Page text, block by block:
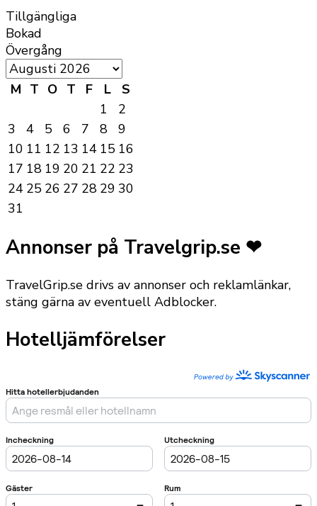
Tillgängliga
Bokad
Övergång
M T O T F L
S
1
2
3
4 5 6 7 8
9
10 11 12 13 14 15 16
17 18 19 20 21 22 23
24 25 26 27 28 29 30
31
Annonser på Travelgrip.se ❤
TravelGrip.se drivs av annonser och reklamlänkar,
stäng gärna av eventuell Adblocker.
Hotelljämförelser